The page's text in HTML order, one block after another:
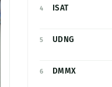
4 ISAT
5 UDNG
6 DMMX